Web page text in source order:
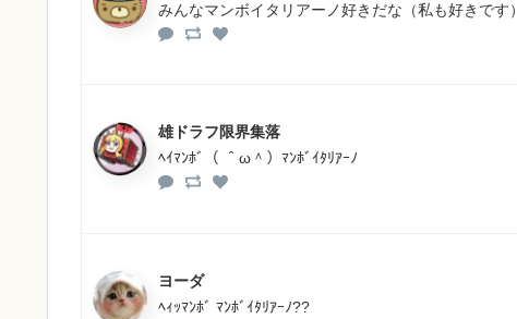
みんなマンボイタリアーノ好きだな（私も好きです）
雄ドラフ限界集落
ﾍｲﾏﾝﾎﾞ（ ＾ω＾）ﾏﾝﾎﾞｲﾀﾘｱｰﾉ
ヨーダ
ﾍｨｯﾏﾝﾎﾞ ﾏﾝﾎﾞｲﾀﾘｱｰﾉ??